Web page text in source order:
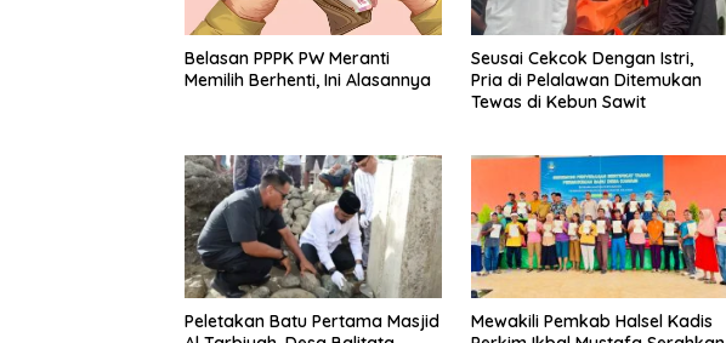
Belasan PPPK PW Meranti
Memilih Berhenti, Ini Alasannya
Seusai Cekcok Dengan Istri,
Pria di Pelalawan Ditemukan
Tewas di Kebun Sawit
Peletakan Batu Pertama Masjid
Mewakili Pemkab Halsel Kadis